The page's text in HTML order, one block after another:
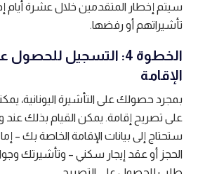
سيتم إخطار المتقدمين خلال عشرة أيام
تأشيراتهم أو رفضها.
الخطوة 4: التسجيل
الإقامة
بمجرد حصولك على التأشيرة اليونانية،
على تصريح إقامة. يمكن القيام بذلك عند
ستحتاج إلى بيانات الإقامة الخاصة بك –
الحجز أو عقد إيجار سكني – وتأشيرتك